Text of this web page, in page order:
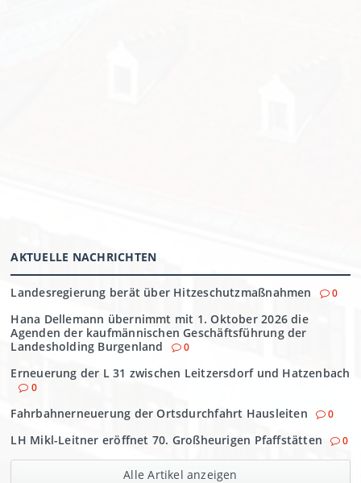
AKTUELLE NACHRICHTEN
Landesregierung berät über Hitzeschutzmaßnahmen 0
Hana Dellemann übernimmt mit 1. Oktober 2026 die
Agenden der kaufmännischen Geschäftsführung der
Landesholding Burgenland
0
Erneuerung der L 31 zwischen Leitzersdorf und Hatzenbach
0
Fahrbahnerneuerung der Ortsdurchfahrt Hausleiten 0
LH Mikl-Leitner eröffnet 70. Großheurigen Pfaffstätten 0
Alle Artikel anzeigen